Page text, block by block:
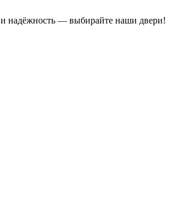
надёжность — выбирайте наши двери!